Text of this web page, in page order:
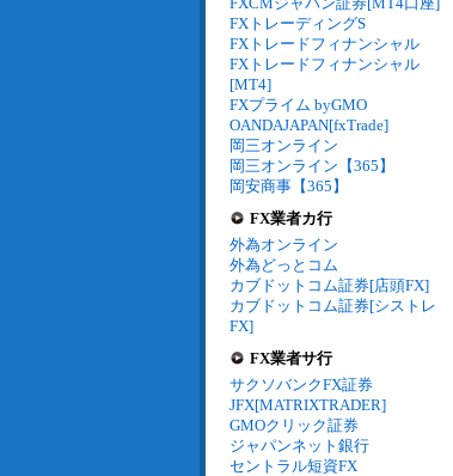
FXトレーディングS
FXトレードフィナンシャル
FXトレードフィナンシャル
[MT4]
FXプライム byGMO
OANDAJAPAN[fxTrade]
岡三オンライン
岡三オンライン【365】
岡安商事【365】
FX業者カ行
外為オンライン
外為どっとコム
カブドットコム証券[店頭FX]
カブドットコム証券[シストレ
FX]
FX業者サ行
サクソバンクFX証券
JFX[MATRIXTRADER]
GMOクリック証券
ジャパンネット銀行
セントラル短資FX